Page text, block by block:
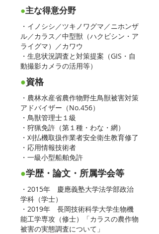
●主な得意分野
・イノシシ／ツキノワグマ／ニホンザ
ル／カラス／中型獣（ハクビシン・ア
ライグマ）／カワウ
・生息状況調査と対策提案（GIS・自
動撮影カメラの活用等）
●資格
・農林水産省農作物野生鳥獣被害対策
アドバイザー（No.456）
・鳥獣管理士１級
・狩猟免許（第１種・わな・網）
・刈払機取扱作業者安全衛生教育修了
・応用情報技術者
・一級小型船舶免許
●学歴・論文・所属学会等
・2015年 慶應義塾大学法学部政治
学科（学士）
・2019年 長岡技術科学大学生物機
能工学専攻（修士）「カラスの農作物
被害の実態調査について」